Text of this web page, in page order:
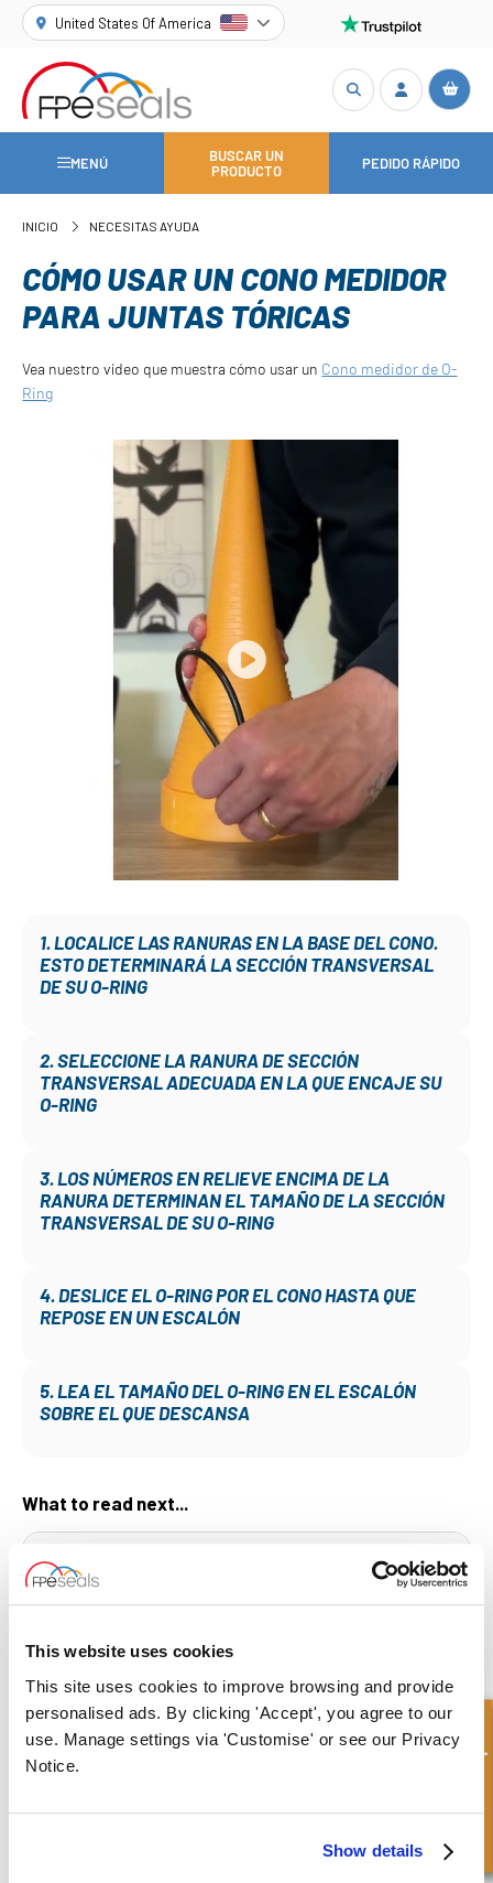
This website uses cookies
This site uses cookies to improve browsing and provide
personalised ads. By clicking 'Accept', you agree to our
use. Manage settings via 'Customise' or see our Privacy
Notice.
Show details
United States Of America
MENÚ
BUSCAR UN
PRODUCTO
PEDIDO RÁPIDO
INICIO NECESITAS AYUDA
CÓMO USAR UN CONO MEDIDOR
PARA JUNTAS TÓRICAS
Vea nuestro vídeo que muestra cómo usar un Cono medidor de O-
Ring
1. LOCALICE LAS RANURAS EN LA BASE DEL CONO.
ESTO DETERMINARÁ LA SECCIÓN TRANSVERSAL
DE SU O-RING
2. SELECCIONE LA RANURA DE SECCIÓN
TRANSVERSAL ADECUADA EN LA QUE ENCAJE SU
O-RING
3. LOS NÚMEROS EN RELIEVE ENCIMA DE LA
RANURA DETERMINAN EL TAMAÑO DE LA SECCIÓN
TRANSVERSAL DE SU O-RING
4. DESLICE EL O-RING POR EL CONO HASTA QUE
REPOSE EN UN ESCALÓN
5. LEA EL TAMAÑO DEL O-RING EN EL ESCALÓN
SOBRE EL QUE DESCANSA
What to read next...
largo alcance
Watch Video
Consulta rápida